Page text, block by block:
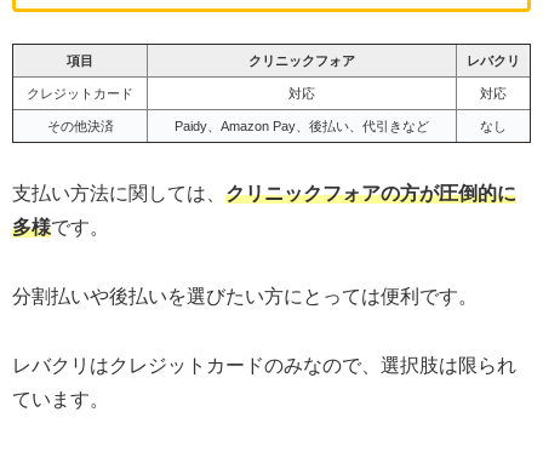
項目 クリニックフォア レバクリ
クレジットカード 対応 対応
その他決済 Paidy、Amazon Pay、後払い、代引きなど なし
支払い方法に関しては、 クリニックフォアの方が圧倒的に
多様です。
分割払いや後払いを選びたい方にとっては便利です。
レバクリはクレジットカードのみなので、選択肢は限られ
ています。